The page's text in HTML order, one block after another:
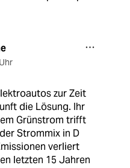
zur Zeit
die Lösung. Ihr
Grünstrom trifft
Strommix in D
verliert
letzten 15 Jahren